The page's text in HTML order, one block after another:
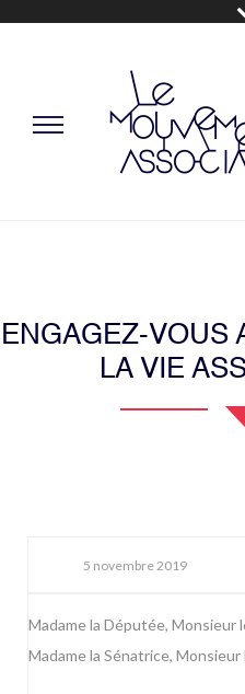
ENGAGEZ-VOUS
LA VIE
5 novembre 2019
Madame la Députée, Monsieur
Madame la Sénatrice, Monsieur